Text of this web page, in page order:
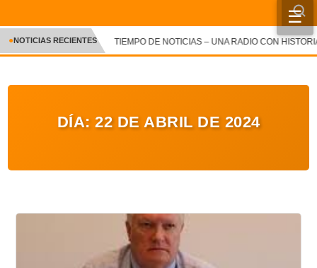
☰
INICIO
CRÓNICA
ENTRETENIMIENTO Y CULTURA
VIDEOS
NOTICIAS RECIENTES TIEMPO DE NOTICIAS – UNA RADIO CON
DÍA: 22 DE ABRIL DE 2024